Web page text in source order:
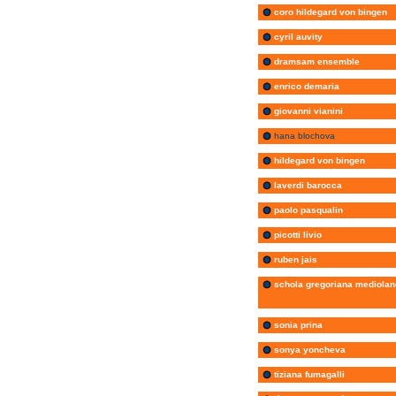
coro hildegard von bingen
cyril auvity
dramsam ensemble
enrico demaria
giovanni vianini
hana blochova
hildegard von bingen
laverdi barocca
paolo pasqualin
picotti livio
ruben jais
schola gregoriana
sonia prina
sonya yoncheva
tiziana fumagalli